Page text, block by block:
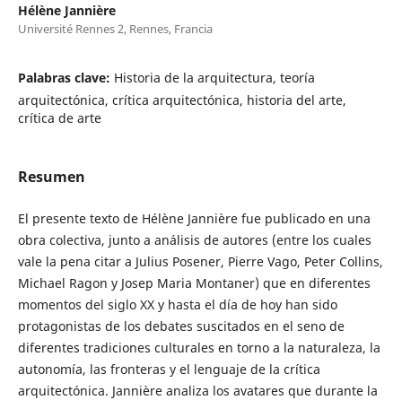
Hélène Jannière
Université Rennes 2, Rennes, Francia
Palabras clave: Historia de la arquitectura, teoría
arquitectónica, crítica arquitectónica, historia del arte,
crítica de arte
Resumen
El presente texto de Hélène Jannière fue publicado en una
obra colectiva, junto a análisis de autores (entre los cuales
vale la pena citar a Julius Posener, Pierre Vago, Peter Collins,
Michael Ragon y Josep Maria Montaner) que en diferentes
momentos del siglo XX y hasta el día de hoy han sido
protagonistas de los debates suscitados en el seno de
diferentes tradiciones culturales en torno a la naturaleza, la
autonomía, las fronteras y el lenguaje de la crítica
arquitectónica. Jannière analiza los avatares que durante la